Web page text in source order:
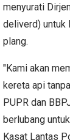
menyurati
deliverd) untuk
plang.
"Kami akan
kereta api
PUPR dan
berlubang
Kasat Lantas